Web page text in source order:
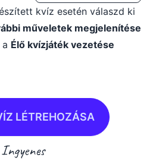
kvíz esetén válaszd ki
műveletek megjelenítése
Élő kvízjáték vezetése
LÉTREHOZÁSA
Ingyenes